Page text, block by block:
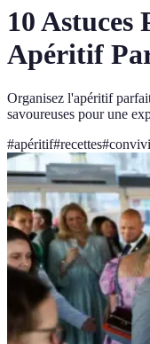
10 Astuces
Apéritif
Organisez l'apéritif
savoureuses pour une
#apéritif#recettes#